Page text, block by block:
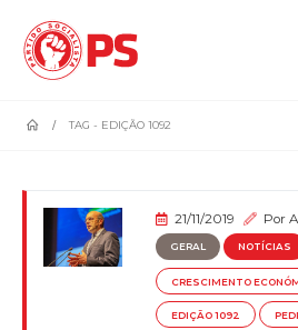
TAG - EDIÇÃO 1092
21/11/2019 Por
GERAL NOTÍCIAS
CRESCIMENTO
EDIÇÃO 1092